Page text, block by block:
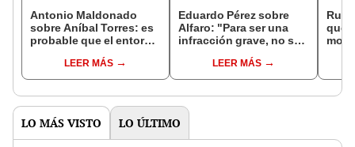
Antonio Maldonado
sobre Aníbal Torres: es
probable que el entorno
concebido el golpe
LEER MÁS
Eduardo Pérez sobre
Alfaro: "Para ser una
infracción grave, no se
como debería"
LEER MÁS
que
LO MÁS VISTO LO ÚLTIMO